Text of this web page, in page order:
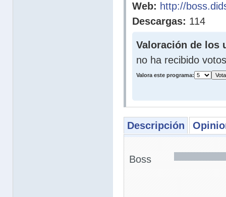
Web: http://
Descargas: 114
Valoración de los
no ha recibido votos
Valora este programa:
Descripción
Boss